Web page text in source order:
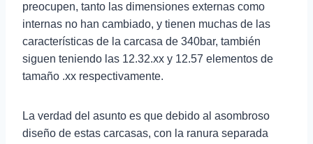
preocupen, tanto las dimensiones externas como
internas no han cambiado, y tienen muchas de las
características de la carcasa de 340bar, también
siguen teniendo las 12.32.xx y 12.57 elementos de
tamaño .xx respectivamente.
La verdad del asunto es que debido al asombroso
diseño de estas carcasas, con la ranura separada